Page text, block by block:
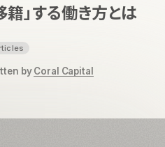
籍」する働き方とは
byCoral Capital